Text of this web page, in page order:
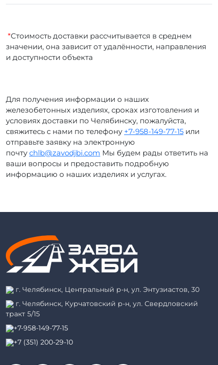
*Стоимость доставки рассчитывается в среднем
значении, она зависит от удалённости, направления
и доступности объекта
Для получения информации о наших
железобетонных изделиях, сроках изготовления и
условиях доставки по Челябинску, пожалуйста,
свяжитесь с нами по телефону +7-958-149-77-15 или
отправьте заявку на электронную
почту chlb@zavodjbi.com Мы будем рады ответить на
ваши вопросы и предоставить подробную
информацию о наших изделиях и услугах.
г. Челябинск, Центральный р-н, ул. Энтузиастов, 30
г. Челябинск, Курчатовский р-н, ул. Свердловский
тракт 5/15
+7-958-149-77-15
+7 (351) 200-29-10